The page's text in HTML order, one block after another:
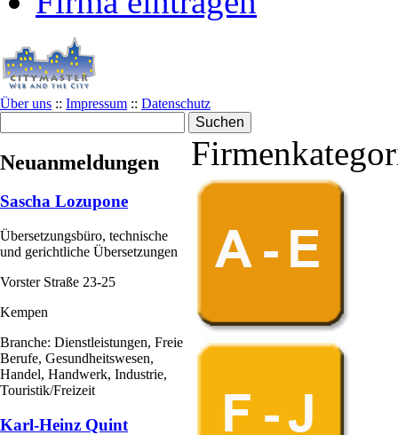
Über uns :: Impressum :: Datenschutz
Neuanmeldungen
Sascha Lozupone
Übersetzungsbüro, technische
und gerichtliche Übersetzungen
Vorster Straße 23-25
Kempen
Branche: Dienstleistungen, Freie
Berufe, Gesundheitswesen,
Handel, Handwerk, Industrie,
Touristik/Freizeit
Karl-Heinz Quint